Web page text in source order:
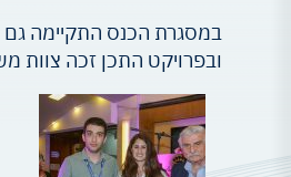
במסגרת הכנס התקיימה גם
ובפרויקט התכן זכה צוות